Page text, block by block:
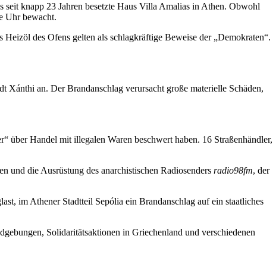
knapp 23 Jahren besetzte Haus Villa Amalias in Athen. Obwohl
Uhr bewacht.
des Ofens gelten als schlagkräftige Beweise der „Demokraten“.
Xánthi an. Der Brandanschlag verursacht große materielle Schäden,
Handel mit illegalen Waren beschwert haben. 16 Straßenhändler,
und die Ausrüstung des anarchistischen Radiosenders radio98fm, der
im Athener Stadtteil Sepólia ein Brandanschlag auf ein staatliches
Solidaritätsaktionen in Griechenland und verschiedenen